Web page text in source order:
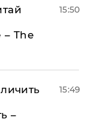
– The
15:50
–
15:49